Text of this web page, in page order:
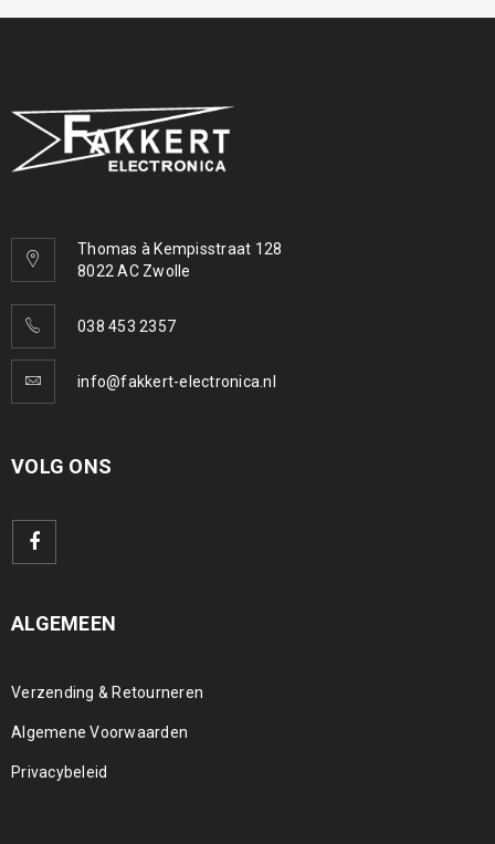
Thomas à Kempisstraat 128
8022 AC Zwolle
038 453 2357
info@fakkert-electronica.nl
VOLG ONS
ALGEMEEN
Verzending & Retourneren
Algemene Voorwaarden
Privacybeleid